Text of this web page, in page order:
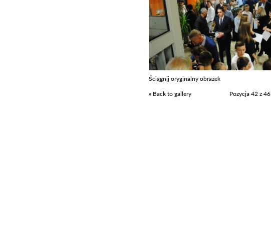
Ściągnij oryginalny obrazek
« Back to gallery
Pozycja 42 z 46